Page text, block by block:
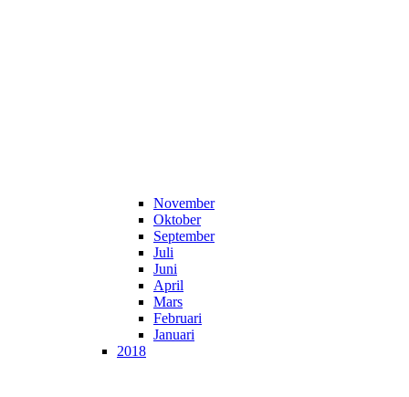
November
Oktober
September
Juli
Juni
April
Mars
Februari
Januari
2018